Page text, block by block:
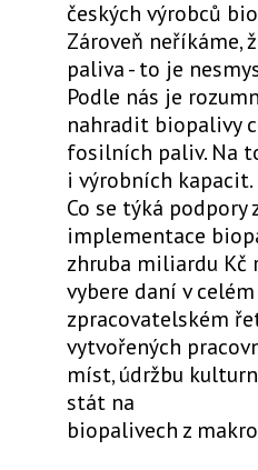
českých výrobců
Zároveň neříkáme,
paliva - to je
Podle nás je
nahradit biopalivy
fosilních paliv. Na
i výrobních kapacit.
Co se týká
implementace
zhruba miliardu Kč
vybere daní v celém
zpracovatelském
vytvořených
míst, údržbu
stát na
biopalivech z